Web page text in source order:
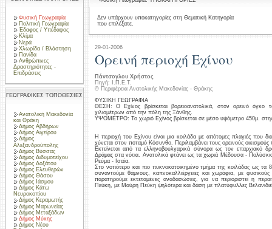
Φυσική Γεωγραφία
Πολιτική Γεωγραφία
Έδαφος / Υπέδαφος
Κλίμα
Νερά
Χλωρίδα / Βλάστηση
Πανίδα
Ανθρώπινες
Δραστηριότητες -
Επιδράσεις
ΓΕΩΓΡΑΦΙΚΕΣ ΤΟΠΟΘΕΣΙΕΣ
Ανατολική Μακεδονία
και Θράκη
Δήμος Αβδήρων
Δήμος Αιγείρου
Δήμος
Αλεξανδρούπολης
Δήμος Βύσσας
Δήμος Διδυμοτείχου
Δήμος Δοξάτου
Δήμος Ελευθερών
Δήμος Θάσου
Δήμος Ιάσμου
Δήμος Κάτω
Νευροκοπίου
Δήμος Κεραμωτής
Δήμος Μαρωνείας
Δήμος Μεταξάδων
Δήμος Μύκης
Δήμος Νέου
Δεν υπάρχουν υποκατηγορίες στη Θεματική Κατηγορία
που επιλέξατε.
29-01-2006
Ορεινή περιοχή Εχίνου
Πάντσογλου Χρήστος
Πηγή: Ι.Π.Ε.Τ.
© Περιφέρεια Ανατολικής Μακεδονίας - Θράκης
ΦΥΣΙΚΗ ΓΕΩΓΡΑΦΙΑ
ΘΕΣΗ: Ο Εχίνος βρίσκεται βορειοανατολικά, στον ορεινό
χιλιομέτρων από την πόλη της Ξάνθης.
ΥΨΟΜΕΤΡΟ: Το χωριό Εχίνος βρίσκεται σε μέσο υψόμετρο 450μ.
Η περιοχή του Εχίνου είναι μια κοιλάδα με απότομες πλαγιές που
χύνεται στον ποταμό Κόσυνθο. Περιλαμβάνει τους ορεινούς
Εκτείνεται από τα ελληνοβουλγαρικά σύνορα ως τον επαρχιακό
Δράμας στα νότια. Ανατολικά φτάνει ως τα χωριά Μέδουσα -
Ρεύμα - Ισαία.
Στο νοτιότερο και πιο πυκνοκατοικημένο τμήμα της κοιλάδας ως
συναντούμε θάμνους, καπνοκαλλιέργειες και χωράφια, με
παρατηρούμε εκτεταμένες αναδασώσεις, για να περιοριστεί η
Πεύκη, με Μαύρη Πεύκη ψηλότερα και δάση με πλατύφυλλες